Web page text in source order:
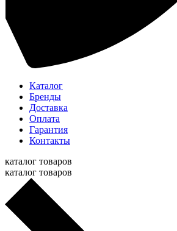
Каталог
Бренды
Доставка
Оплата
Гарантия
Контакты
каталог товаров
каталог товаров